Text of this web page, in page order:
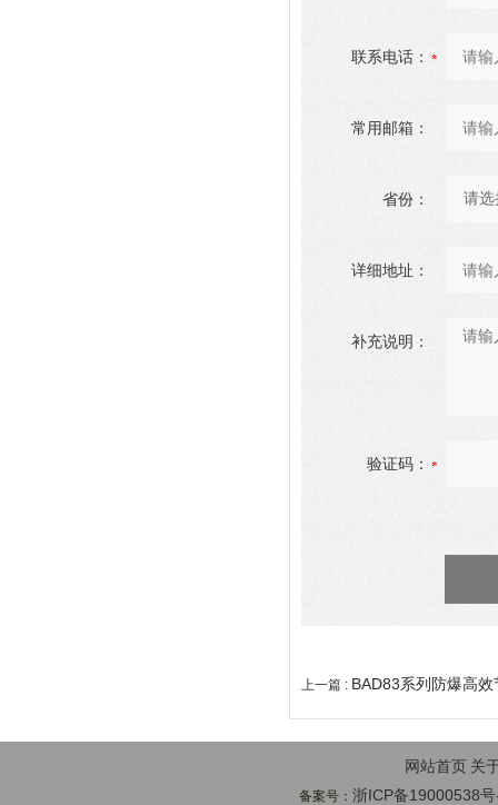
联系电话：
常用邮箱：
省份：
详细地址：
补充说明：
验证码：
上一篇 : BAD83系列防爆高
网站首页 关
备案号：浙ICP备19000538